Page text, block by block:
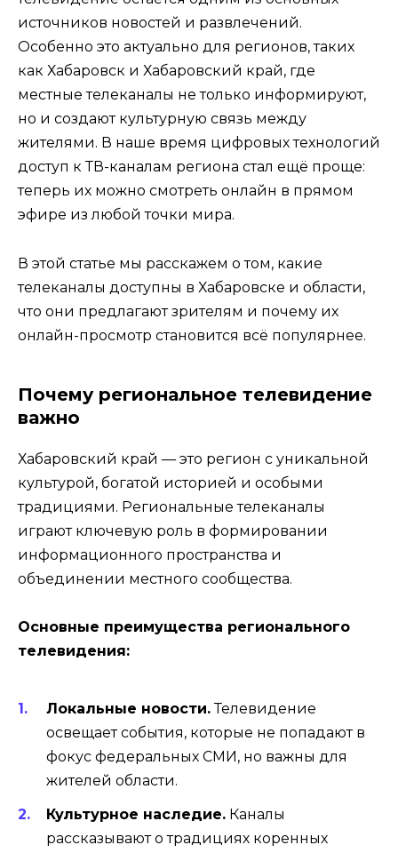
источников новостей и развлечений.
Особенно это актуально для регионов, таких
как Хабаровск и Хабаровский край, где
местные телеканалы не только информируют,
но и создают культурную связь между
жителями. В наше время цифровых технологий
доступ к ТВ-каналам региона стал ещё проще:
теперь их можно смотреть онлайн в прямом
эфире из любой точки мира.
В этой статье мы расскажем о том, какие
телеканалы доступны в Хабаровске и области,
что они предлагают зрителям и почему их
онлайн-просмотр становится всё популярнее.
Почему региональное телевидение
важно
Хабаровский край — это регион с уникальной
культурой, богатой историей и особыми
традициями. Региональные телеканалы
играют ключевую роль в формировании
информационного пространства и
объединении местного сообщества.
Основные преимущества регионального
телевидения:
Локальные новости.Телевидение
освещает события, которые не попадают в
фокус федеральных СМИ, но важны для
жителей области.
Культурное наследие. Каналы
рассказывают о традициях коренных